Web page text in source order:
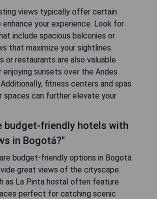
views typically offer certain
your experience. Look for
include spacious balconies or
that maximize your sightlines.
or restaurants are also valuable
sunsets over the Andes
fitness centers and spas
spaces can further elevate your
budget-friendly hotels with
in Bogotá?"
budget-friendly options in Bogotá
great views of the cityscape.
as La Pinta hostal often feature
perfect for catching scenic